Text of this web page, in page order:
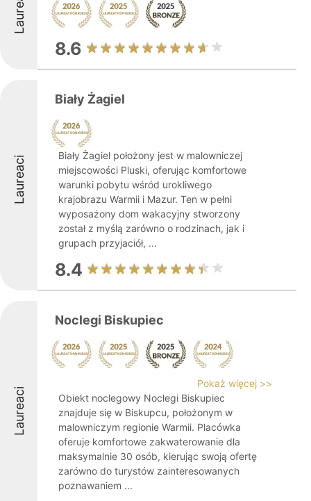
8.6
Laureaci
Biały Żagiel
Biały Żagiel położony jest w malowniczej
miejscowości Pluski, oferując komfortowe
warunki pobytu wśród urokliwego
krajobrazu Warmii i Mazur. Ten w pełni
wyposażony dom wakacyjny stworzony
został z myślą zarówno o rodzinach, jak i
grupach przyjaciół, ...
8.4
Laureaci
Noclegi Biskupiec
Pokaż więcej >>
Obiekt noclegowy Noclegi Biskupiec
znajduje się w Biskupcu, położonym w
malowniczym regionie Warmii. Placówka
oferuje komfortowe zakwaterowanie dla
maksymalnie 30 osób, kierując swoją ofertę
zarówno do turystów zainteresowanych
poznawaniem ...